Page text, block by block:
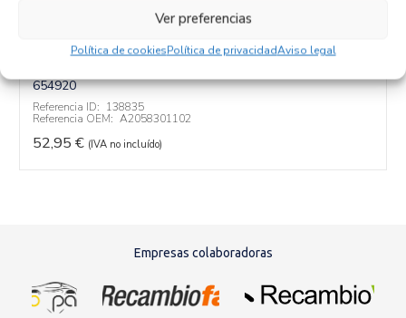
Ver preferencias
Política de cookiesPolítica de privacidadAviso legal
A2058301102
654920
Referencia ID: 138835
Referencia OEM: A2058301102
52,95 € (IVA no incluído)
Empresas colaboradoras